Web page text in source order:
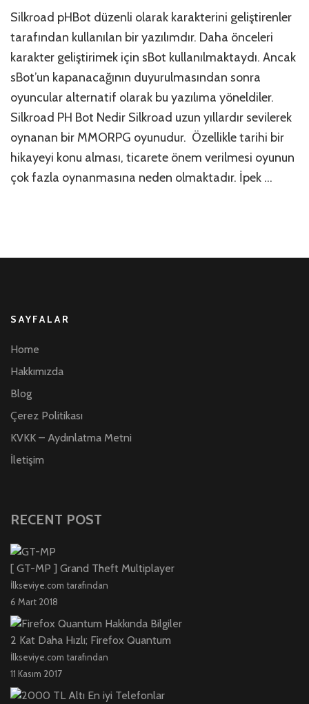
Bot
Nedir?
Kullanılır?
için
Silkroad pHBot düzenli olarak karakterini geliştirenler
tarafından kullanılan bir yazılımdır. Daha önceleri
karakter geliştirimek için sBot kullanılmaktaydı. Ancak
sBot’un kapanacağının duyurulmasından sonra
oyuncular alternatif olarak bu yazılıma yöneldiler.
Silkroad PH Bot Nedir Silkroad uzun yıllardır sevilerek
oynanan bir MMORPG oyunudur. Özellikle tarihi bir
hikayeyi konu alması, ticarete önem verilmesi oyunun
çok fazla oynanmasına neden olmaktadır. İpek …
SAYFALAR
Home
Hakkımızda
Blog
Çerez Politikası
KVKK – Aydınlatma Metni
İletişim
RECENT POST
[ GT-MP ] Grand Theft Multiplayer
İlkseviye.com tarafından
6 Mart 2018
2 Kat Daha Hızlı; Firefox Quantum
İlkseviye.com tarafından
11 Kasım 2017